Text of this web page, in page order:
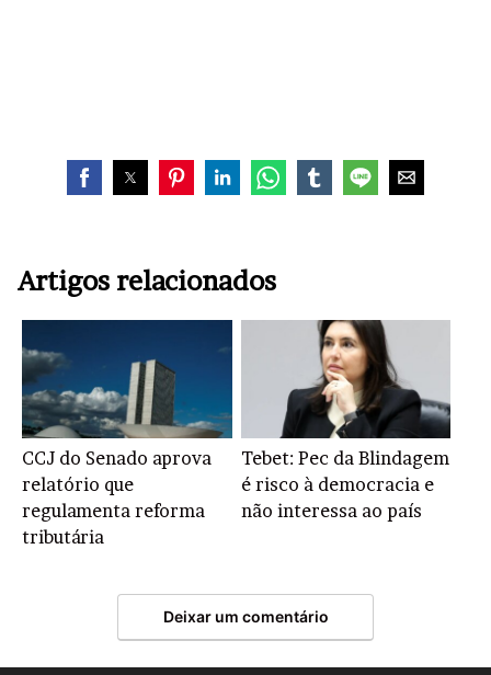
Artigos relacionados
CCJ do Senado aprova
relatório que
regulamenta reforma
tributária
Tebet: Pec da Blindagem
é risco à democracia e
não interessa ao país
Deixar um comentário